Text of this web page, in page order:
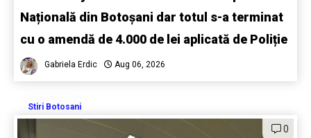
Națională din Botoșani dar totul s-a terminat
cu o amendă de 4.000 de lei aplicată de Poliție
Gabriela Erdic Aug 06, 2026
Stiri Botosani
0